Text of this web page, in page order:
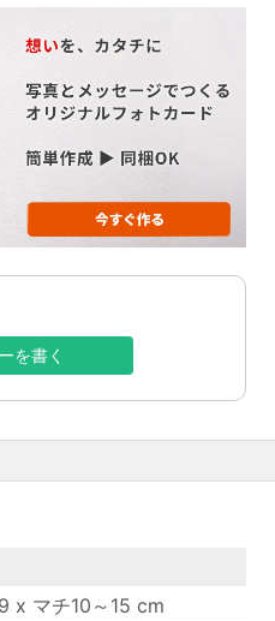
を書く
x マチ10～15 cm